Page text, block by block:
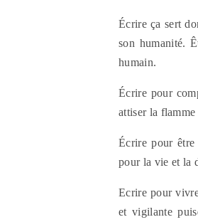
Écrire ça sert
son humanité.
humain.
Écrire pour
attiser la
Écrire pour être
pour la vie et la
Ecrire pour
et vigilante